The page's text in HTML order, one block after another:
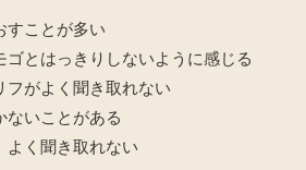
ことが多い
とはっきりしないように感じる
がよく聞き取れない
いことがある
く聞き取れない